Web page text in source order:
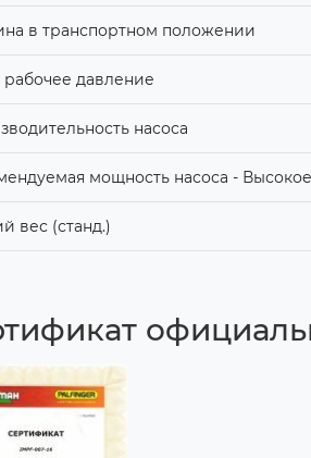
в транспортном положении
рабочее давление
насоса
мощность насоса -
вес (станд.)